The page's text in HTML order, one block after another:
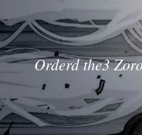
Orderd the3